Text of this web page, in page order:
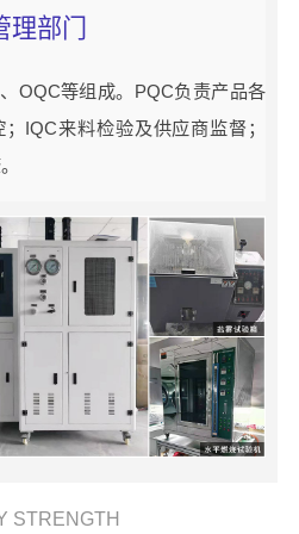
部门
OQC等组成。PQC负责产品各
IQC来料检验及供应商监督；
STRENGTH